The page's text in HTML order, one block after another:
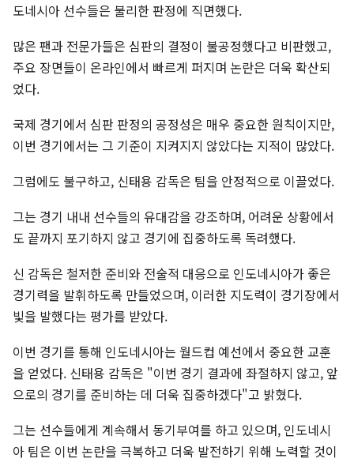
도네시아 선수들은 불리한 판정에 직면했다.
많은 팬과 전문가들은 심판의 결정이 불공정했다고 비판했고,
주요 장면들이 온라인에서 빠르게 퍼지며 논란은 더욱 확산되
었다.
국제 경기에서 심판 판정의 공정성은 매우 중요한 원칙이지만,
이번 경기에서는 그 기준이 지켜지지 않았다는 지적이 많았다.
그럼에도 불구하고, 신태용 감독은 팀을 안정적으로 이끌었다.
그는 경기 내내 선수들의 유대감을 강조하며, 어려운 상황에서
도 끝까지 포기하지 않고 경기에 집중하도록 독려했다.
신 감독은 철저한 준비와 전술적 대응으로 인도네시아가 좋은
경기력을 발휘하도록 만들었으며, 이러한 지도력이 경기장에서
빛을 발했다는 평가를 받았다.
이번 경기를 통해 인도네시아는 월드컵 예선에서 중요한 교훈
을 얻었다. 신태용 감독은 "이번 경기 결과에 좌절하지 않고, 앞
으로의 경기를 준비하는 데 더욱 집중하겠다"고 밝혔다.
그는 선수들에게 계속해서 동기부여를 하고 있으며, 인도네시
아 팀은 이번 논란을 극복하고 더욱 발전하기 위해 노력할 것이